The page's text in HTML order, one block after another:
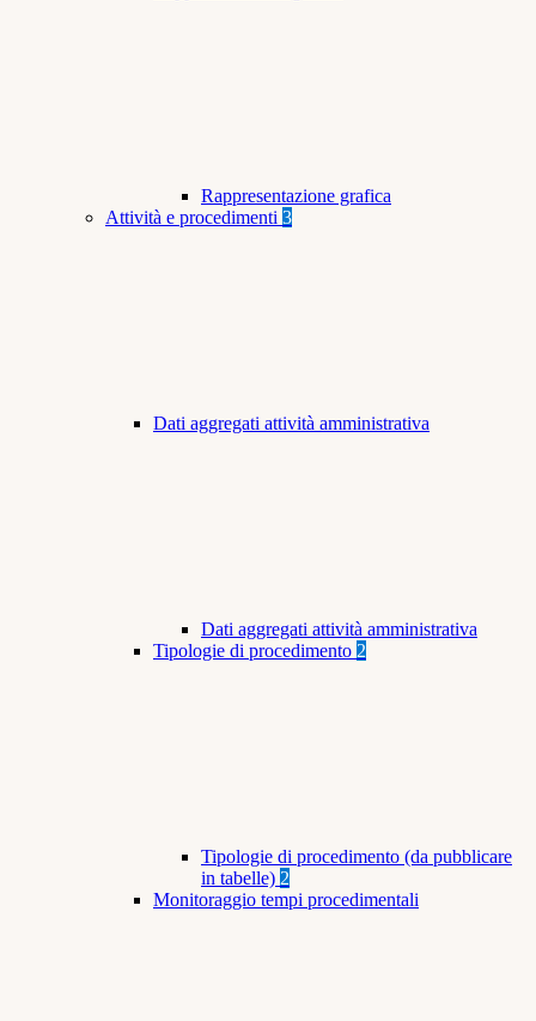
Rappresentazione grafica
Attività e procedimenti 3
Dati aggregati attività amministrativa
Dati aggregati attività amministrativa
Tipologie di procedimento 2
Tipologie di procedimento (da pubblicare
in tabelle) 2
Monitoraggio tempi procedimentali